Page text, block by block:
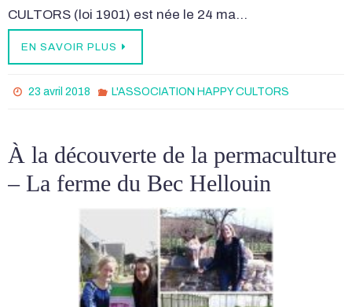
CULTORS (loi 1901) est née le 24 ma…
EN SAVOIR PLUS
23 avril 2018 L'ASSOCIATION HAPPY CULTORS
À la découverte de la permaculture
– La ferme du Bec Hellouin